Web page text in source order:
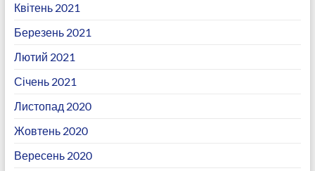
Квітень 2021
Березень 2021
Лютий 2021
Січень 2021
Листопад 2020
Жовтень 2020
Вересень 2020